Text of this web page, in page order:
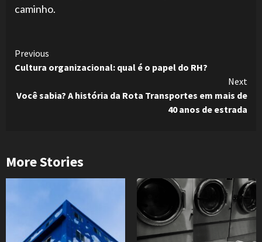
caminho.
Continue
Reading
Previous
Cultura organizacional: qual é o papel do RH?
Next
Você sabia? A história da Rota Transportes em mais de
40 anos de estrada
More Stories